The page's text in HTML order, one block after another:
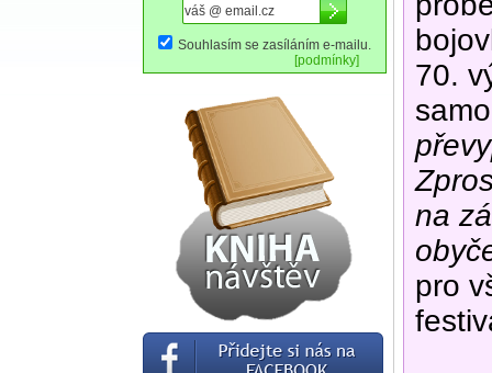
Souhlasím se zasíláním e-mailu.
[podmínky]
70.
na
pro